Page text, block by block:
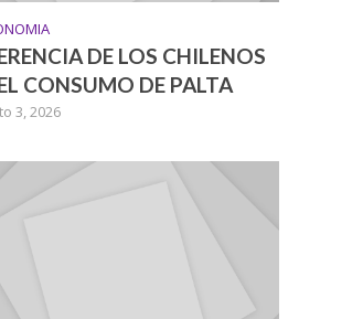
DE LOS CHILENOS
CONSUMO DE PALTA
3, 2026